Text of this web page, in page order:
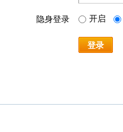
隐身登录 开启
登录